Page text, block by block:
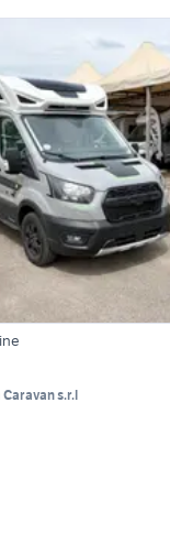
Caravan s.r.l